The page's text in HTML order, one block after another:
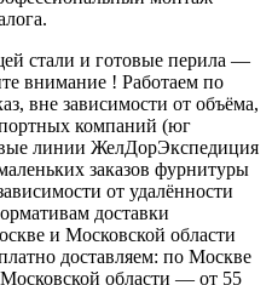
стали и готовые перила —
внимание ! Работаем по
вне зависимости от объёма,
компаний (юг
линии ЖелДорЭкспедиция
заказов фурнитуры
от удалённости
доставки
и Московской области
доставляем: по Москве
области — от 55